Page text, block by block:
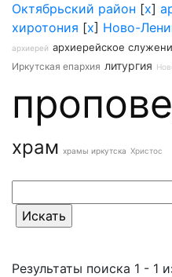
Октябрьский район [x]
хиротония [x] Ново-
архиерей архиерейское
Иркутская епархия литургия
храм храмы иркутска Христос
Результаты поиска 1 - 1